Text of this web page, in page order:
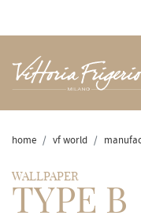
home vf world
WALLPAPER
TYPE B